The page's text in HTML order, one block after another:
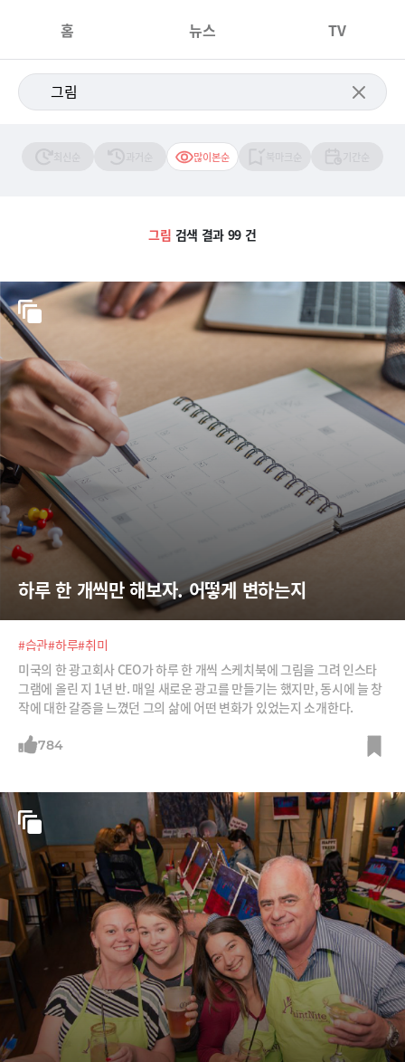
홈 뉴스 TV
많이본순
그림 검색 결과 99 건
하루 한 개씩만 해보자. 어떻게 변하는지
#습관#하루#취미
미국의 한 광고회사 CEO가 하루 한 개씩 스케치북에 그림을 그려 인스타
그램에 올린 지 1년 반. 매일 새로운 광고를 만들기는 했지만, 동시에 늘 창
작에 대한 갈증을 느꼈던 그의 삶에 어떤 변화가 있었는지 소개한다.
784